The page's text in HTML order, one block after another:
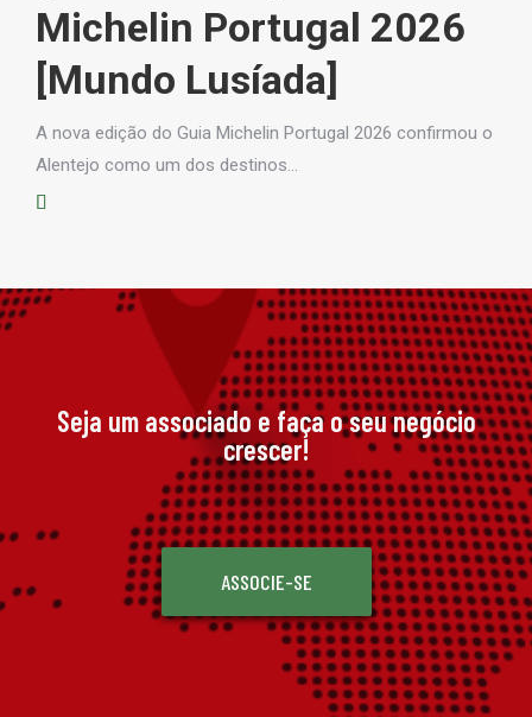
Michelin Portugal 2026
[Mundo Lusíada]
A nova edição do Guia Michelin Portugal 2026 confirmou o
Alentejo como um dos destinos…
Seja um associado e faça o seu negócio
crescer!
ASSOCIE-SE